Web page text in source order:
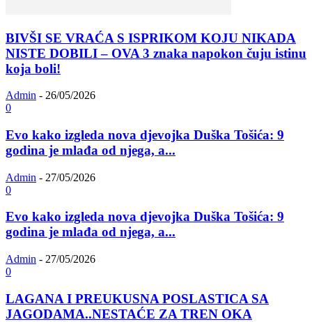
BIVŠI SE VRAĆA S ISPRIKOM KOJU NIKADA
NISTE DOBILI – OVA 3 znaka napokon čuju istinu
koja boli!
Admin - 26/05/2026
0
Evo kako izgleda nova djevojka Duška Tošića: 9
godina je mlađa od njega, a...
Admin - 27/05/2026
0
Evo kako izgleda nova djevojka Duška Tošića: 9
godina je mlađa od njega, a...
Admin - 27/05/2026
0
LAGANA I PREUKUSNA POSLASTICA SA
JAGODAMA..NESTAĆE ZA TREN OKA